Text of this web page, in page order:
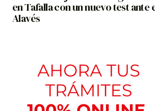
en Tafalla con un nuevo test ante
Alavés